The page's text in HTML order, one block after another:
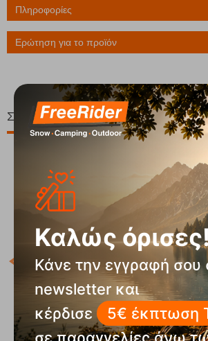
Πληροφορίες
Ερώτηση για το προϊόν
Σχετικά Προϊόντα
10%
Progrip Black Περικάρπια
Καλώς
Κάνε την εγγραφή σου
newsletter και
κέρδισε
5€ έκπτωση